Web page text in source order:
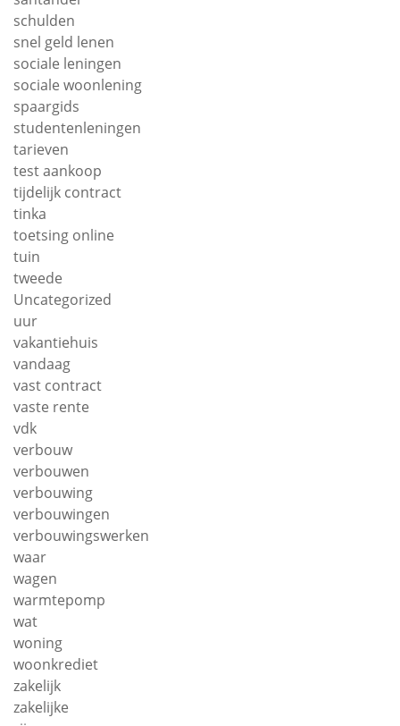
schulden
snel geld lenen
sociale leningen
sociale woonlening
spaargids
studentenleningen
tarieven
test aankoop
tijdelijk contract
tinka
toetsing online
tuin
tweede
Uncategorized
uur
vakantiehuis
vandaag
vast contract
vaste rente
vdk
verbouw
verbouwen
verbouwing
verbouwingen
verbouwingswerken
waar
wagen
warmtepomp
wat
woning
woonkrediet
zakelijk
zakelijke